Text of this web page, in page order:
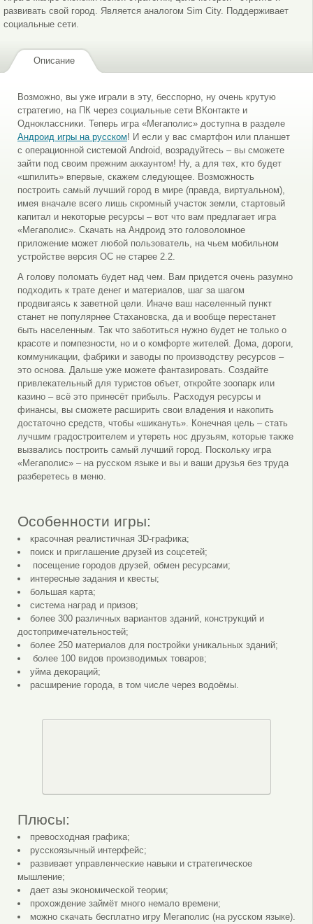
развивать свой город. Является аналогом Sim City. Поддерживает
социальные сети.
Описание
Возможно, вы уже играли в эту, бесспорно, ну очень крутую
стратегию, на ПК через социальные сети ВКонтакте и
Одноклассники. Теперь игра «Мегаполис» доступна в разделе
Андроид игры на русском! И если у вас смартфон или планшет
с операционной системой Android, возрадуйтесь – вы сможете
зайти под своим прежним аккаунтом! Ну, а для тех, кто будет
«шпилить» впервые, скажем следующее. Возможность
построить самый лучший город в мире (правда, виртуальном),
имея вначале всего лишь скромный участок земли, стартовый
капитал и некоторые ресурсы – вот что вам предлагает игра
«Мегаполис». Скачать на Андроид это головоломное
приложение может любой пользователь, на чьем мобильном
устройстве версия ОС не старее 2.2.
А голову поломать будет над чем. Вам придется очень разумно
подходить к трате денег и материалов, шаг за шагом
продвигаясь к заветной цели. Иначе ваш населенный пункт
станет не популярнее Стахановска, да и вообще перестанет
быть населенным. Так что заботиться нужно будет не только о
красоте и помпезности, но и о комфорте жителей. Дома, дороги,
коммуникации, фабрики и заводы по производству ресурсов –
это основа. Дальше уже можете фантазировать. Создайте
привлекательный для туристов объет, откройте зоопарк или
казино – всё это принесёт прибыль. Расходуя ресурсы и
финансы, вы сможете расширить свои владения и накопить
достаточно средств, чтобы «шикануть». Конечная цель – стать
лучшим градостроителем и утереть нос друзьям, которые также
вызвались построить самый лучший город. Поскольку игра
«Мегаполис» – на русском языке и вы и ваши друзья без труда
разберетесь в меню.
Особенности игры:
красочная реалистичная 3D-графика;
поиск и приглашение друзей из соцсетей;
посещение городов друзей, обмен ресурсами;
интересные задания и квесты;
большая карта;
система наград и призов;
более 300 различных вариантов зданий, конструкций и
достопримечательностей;
более 250 материалов для постройки уникальных зданий;
более 100 видов производимых товаров;
уйма декораций;
расширение города, в том числе через водоёмы.
Плюсы:
превосходная графика;
русскоязычный интерфейс;
развивает управленческие навыки и стратегическое
мышление;
дает азы экономической теории;
прохождение займёт много немало времени;
можно скачать бесплатно игру Мегаполис (на русском языке).